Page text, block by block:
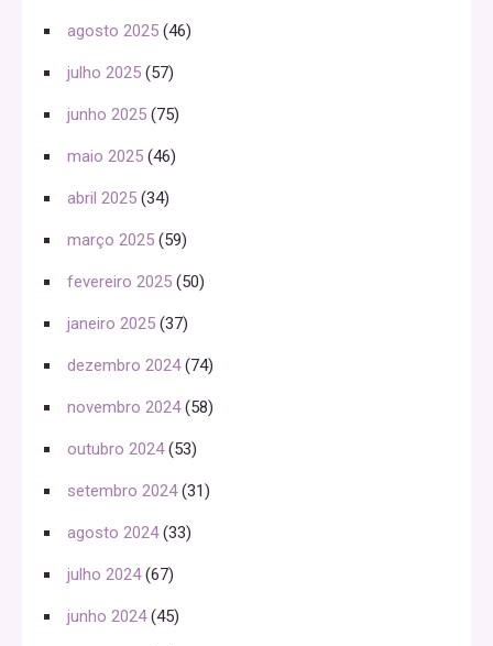
agosto 2025 (46)
julho 2025 (57)
junho 2025 (75)
maio 2025 (46)
abril 2025 (34)
março 2025 (59)
fevereiro 2025 (50)
janeiro 2025 (37)
dezembro 2024(74)
novembro 2024(58)
outubro 2024(53)
setembro 2024(31)
agosto 2024(33)
julho 2024(67)
junho 2024(45)